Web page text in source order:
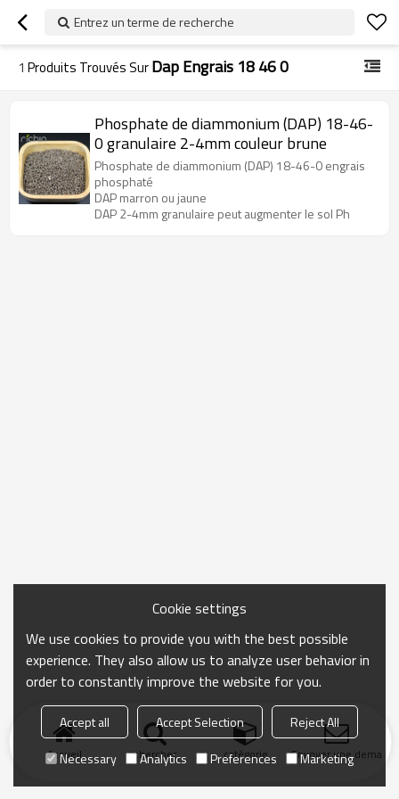
Entrez un terme de recherche
1 Produits Trouvés SurDap Engrais 18 46 0
Phosphate de diammonium (DAP) 18-46-
0 granulaire 2-4mm couleur brune
Phosphate de diammonium (DAP) 18-46-0 engrais
phosphaté
DAP marron ou jaune
DAP 2-4mm granulaire peut augmenter le sol Ph
Accueil chercher catégorie Envoyer une
Cookie settings
We use cookies to provide you with the best possible
experience. They also allow us to analyze user behavior in
order to constantly improve the website for you.
Accept all Accept Selection
Reject All
Necessary
Analytics Preferences Marketing